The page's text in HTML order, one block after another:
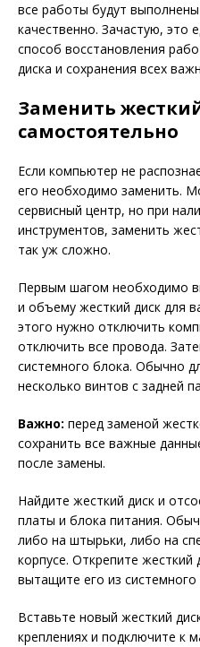
все работы будут
качественно. Зачастую, это
способ восстановления
диска и сохранения всех
Заменить
самостоятельно
Если компьютер не
его необходимо заменить.
сервисный центр, но при
инструментов, заменить
так уж сложно.
Первым шагом необходимо
и объему жесткий диск для
этого нужно отключить
отключить все провода.
системного блока. Обычно
несколько винтов с задней
Важно: перед заменой
сохранить все важные
после замены.
Найдите жесткий диск и
платы и блока питания.
либо на штырьки, либо на
корпусе. Открепите
вытащите его из системного
Вставьте новый жесткий
креплениях и подключите к